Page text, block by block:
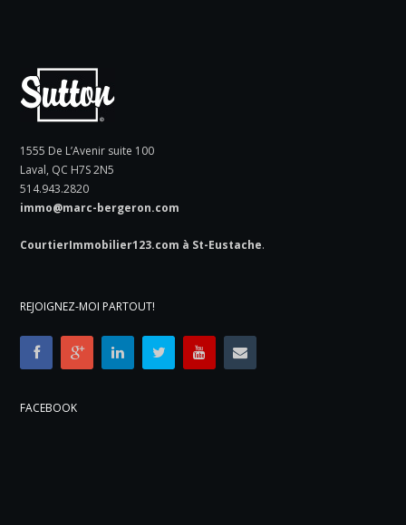
1555 De L’Avenir suite 100
Laval, QC H7S 2N5
514.943.2820
immo@marc-bergeron.com
CourtierImmobilier123.com à St-Eustache.
REJOIGNEZ-MOI PARTOUT!
FACEBOOK